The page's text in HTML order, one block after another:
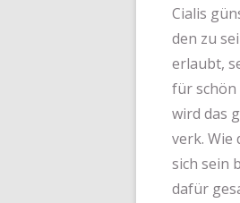
Cialis
den zu
erlaubt,
für schön
wird das
verk.
sich sein
dafür